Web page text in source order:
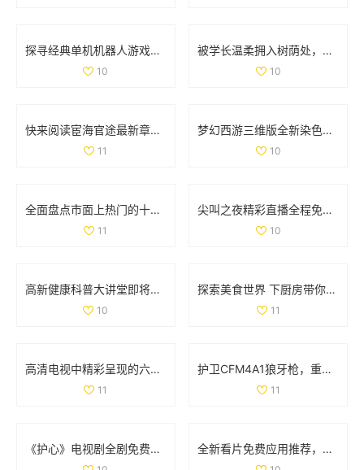
探寻经典单机机器人游戏的魅力与 nostalgia 回忆之旅
10
被学长温柔拥入树荫处，心跳加速的感人瞬间
10
快来阅读宦海官途最新章节，畅享精彩故事新篇章
11
梦幻西游三维版全新染色系统上线，个性化角色打造新体验
10
全面盘点市面上热门的十款色情软件推荐与分析
11
尖叫之夜精彩直播全程免费看，与你共同感受音乐狂欢盛宴
10
高新健康科普大讲堂即将开启，12月2日至6日精彩课程安排揭晓
10
探索美食世界 下厨房带你领略烹饪的乐趣与创意
11
高清电视中精彩呈现的六部热播妻子题材影视作品推荐
11
护卫CFM4A1狼牙枪，重踏红色警戒与传奇之旅
11
《护心》电视剧全剧免费播放链接和观看指南分享 全新看片免费应用推荐，畅享海量高清影视资源